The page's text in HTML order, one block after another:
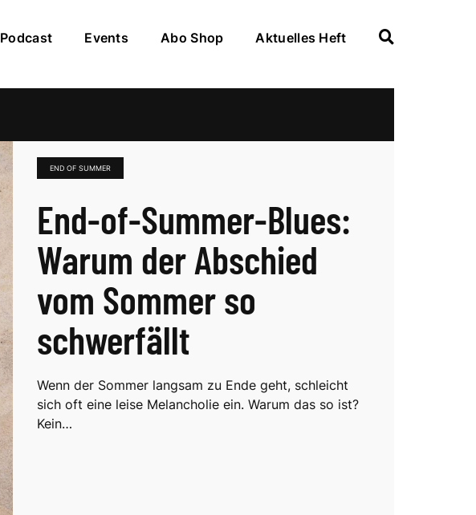
Podcast Events Abo Shop Aktuelles Heft
END OF SUMMER
End-of-Summer-Blues:
Warum der Abschied
vom Sommer so
schwerfällt
Wenn der Sommer langsam zu Ende geht, schleicht
sich oft eine leise Melancholie ein. Warum das so ist?
Kein…